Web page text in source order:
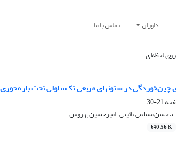
داوران تماس با ما
لحظه‌ای
چین‌خوردگی در ستونهای مربعی تک‌سلولی تحت بار محوری
21-30
حسن مسلمی نائینی، امیرحسین بهروش
640.56 K